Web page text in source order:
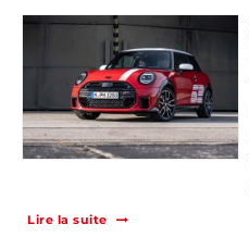
Lire la suite